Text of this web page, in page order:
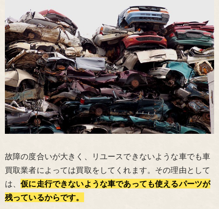
故障の度合いが大きく、リユースできないような車でも車
買取業者によっては買取をしてくれます。その理由として
は、仮に走行できないような車であっても使えるパーツが
残っているからです。